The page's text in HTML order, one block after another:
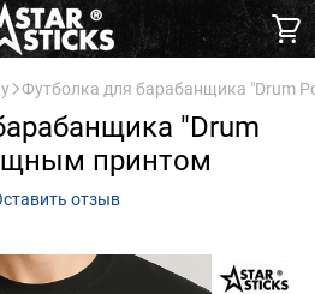
Футболка для барабанщика "Drum
"Drum
принтом
отзыв